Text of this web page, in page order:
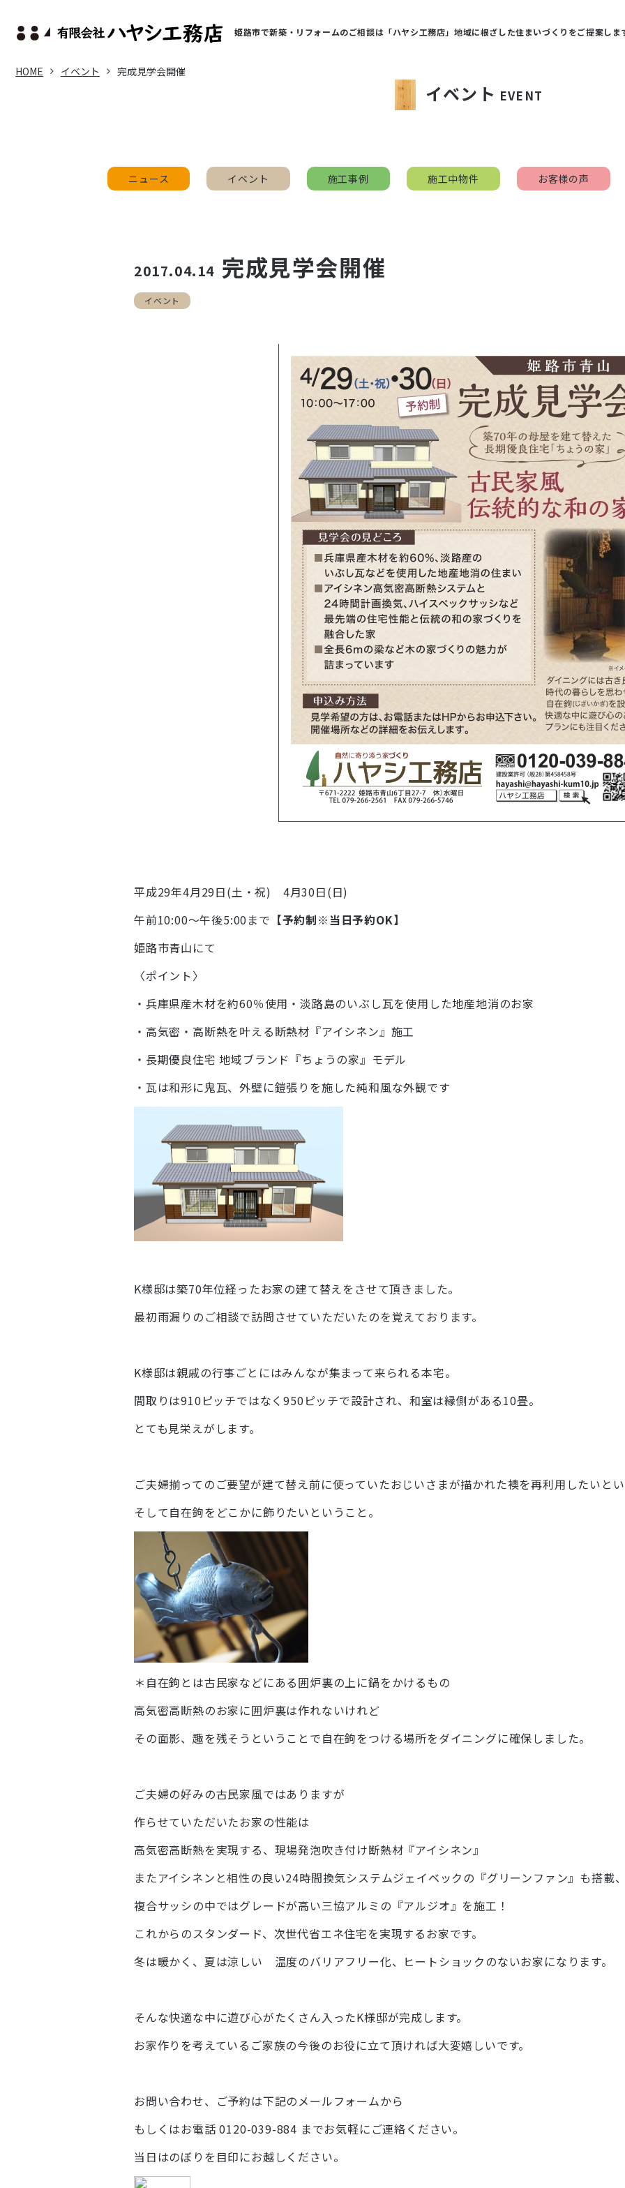
姫路市で新築・リフォームのご相談は「ハヤシ工務店」地域に根ざした住まいづくりをご提案しま
HOME イベント 完成見学会開催
イベント EVENT
ニュース イベント 施工事例 施工中物件 お客様の声
2017.04.14 完成見学会開催
イベント
平成29年4月29日(土・祝) 4月30日(日)
午前10:00～午後5:00まで 【予約制※当日予約OK】
姫路市青山にて
〈ポイント〉
・兵庫県産木材を約60％使用・淡路島のいぶし瓦を使用した地産地消のお家
・高気密・高断熱を叶える断熱材『アイシネン』施工
・長期優良住宅 地域ブランド『ちょうの家』モデル
・瓦は和形に鬼瓦、外壁に鎧張りを施した純和風な外観です
K様邸は築70年位経ったお家の建て替えをさせて頂きました。
最初雨漏りのご相談で訪問させていただいたのを覚えております。
K様邸は親戚の行事ごとにはみんなが集まって来られる本宅。
間取りは910ピッチではなく950ピッチで設計され、和室は縁側がある10畳。
とても見栄えがします。
ご夫婦揃ってのご要望が建て替え前に使っていたおじいさまが描かれた襖を再利用したいと
そして自在鉤をどこかに飾りたいということ。
＊自在鉤とは古民家などにある囲炉裏の上に鍋をかけるもの
高気密高断熱のお家に囲炉裏は作れないけれど
その面影、趣を残そうということで自在鉤をつける場所をダイニングに確保しました。
ご夫婦の好みの古民家風ではありますが
作らせていただいたお家の性能は
高気密高断熱を実現する、現場発泡吹き付け断熱材『アイシネン』
またアイシネンと相性の良い24時間換気システムジェイベックの『グリーンファン』も搭載
複合サッシの中ではグレードが高い三協アルミの『アルジオ』を施工！
これからのスタンダード、次世代省エネ住宅を実現するお家です。
冬は暖かく、夏は涼しい 温度のバリアフリー化、ヒートショックのないお家になります。
そんな快適な中に遊び心がたくさん入ったK様邸が完成します。
お家作りを考えているご家族の今後のお役に立て頂ければ大変嬉しいです。
お問い合わせ、ご予約は下記のメールフォームから
もしくはお電話 0120-039-884 までお気軽にご連絡ください。
当日はのぼりを目印にお越しください。